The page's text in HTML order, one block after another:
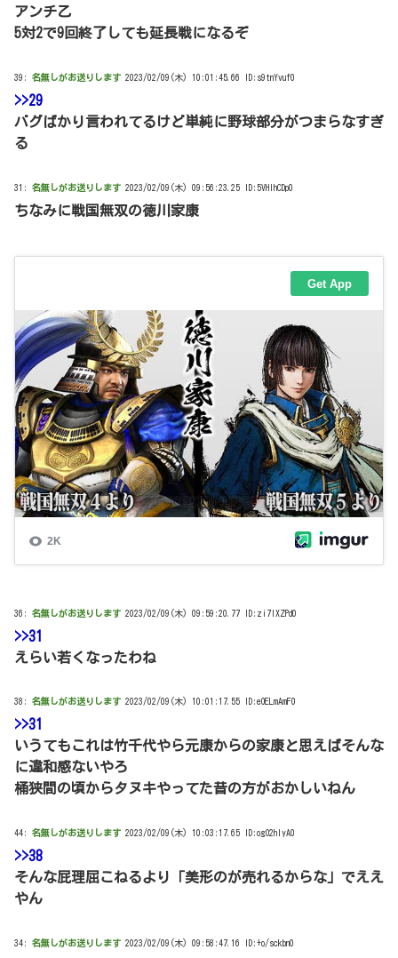
アンチ乙
5対2で9回終了しても延長戦になるぞ
39: 名無しがお送りします 2023/02/09(木) 10:01:45.66 ID:s9tnYvuf0
>>29
バグばかり言われてるけど単純に野球部分がつまらなすぎ
る
31: 名無しがお送りします 2023/02/09(木) 09:56:23.25 ID:5VHlhCDp0
ちなみに戦国無双の徳川家康
36: 名無しがお送りします 2023/02/09(木) 09:59:20.77 ID:zi7lXZPd0
>>31
えらい若くなったわね
38: 名無しがお送りします 2023/02/09(木) 10:01:17.55 ID:eOELmAmF0
>>31
いうてもこれは竹千代やら元康からの家康と思えばそんな
に違和感ないやろ
桶狭間の頃からタヌキやってた昔の方がおかしいねん
44: 名無しがお送りします 2023/02/09(木) 10:03:17.65 ID:ogO2hIyA0
>>38
そんな屁理屈こねるより「美形のが売れるからな」でええ
やん
34: 名無しがお送りします 2023/02/09(木) 09:58:47.16 ID:+o/sckbn0